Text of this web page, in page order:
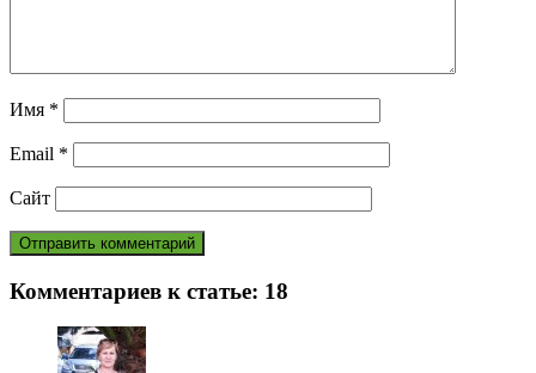
Имя *
Email *
Сайт
Комментариев к статье: 18